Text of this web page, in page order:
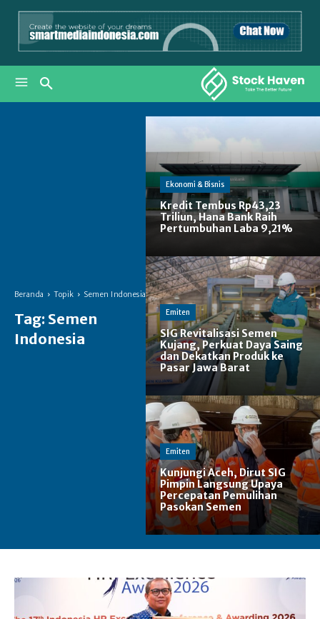
Beranda Topik Semen Indonesia
Tag: Semen
Indonesia
Ekonomi & Bisnis
Kredit Tembus Rp43,23
Triliun, Hana Bank Raih
Pertumbuhan Laba 9,21%
Emiten
SIG Revitalisasi Semen
Kujang, Perkuat Daya Saing
dan Dekatkan Produk ke
Pasar Jawa Barat
Emiten
Kunjungi Aceh, Dirut SIG
Pimpin Langsung Upaya
Percepatan Pemulihan
Pasokan Semen